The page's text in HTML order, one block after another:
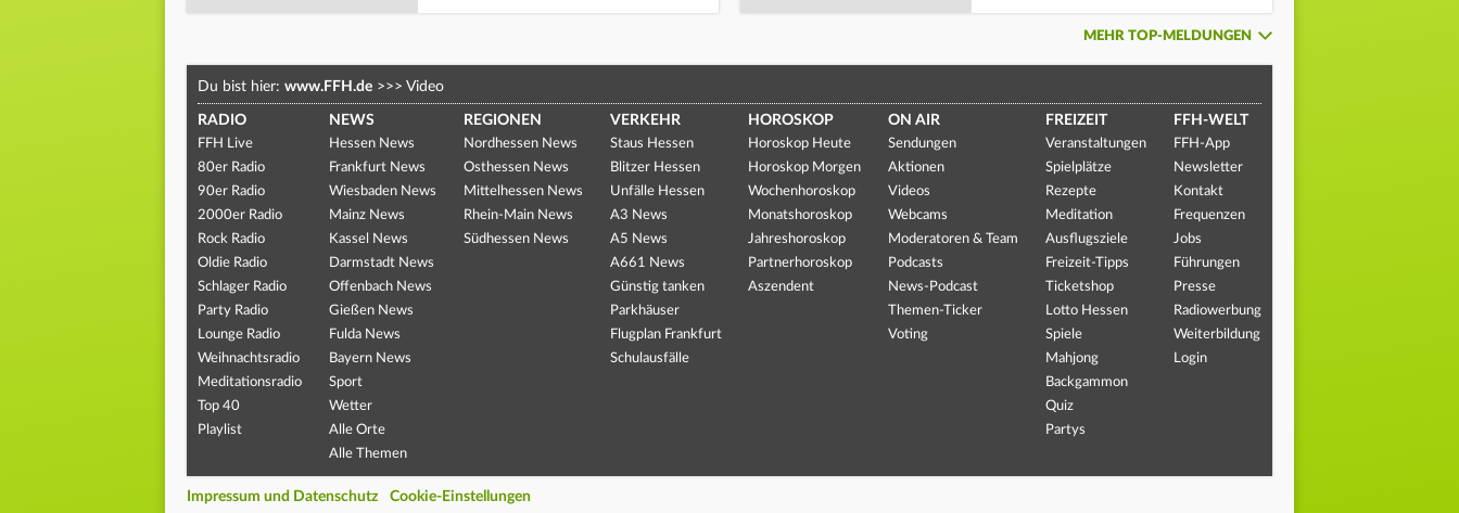
MEHR TOP-MELDUNGEN
Du bist hier: www.FFH.de >>> Video
RADIO
FFH Live
80er Radio
90er Radio
2000er Radio
Rock Radio
Oldie Radio
Schlager Radio
Party Radio
Lounge Radio
Weihnachtsradio
Meditationsradio
Top 40
Playlist
NEWS
Hessen News
Frankfurt News
Wiesbaden News
Mainz News
Kassel News
Darmstadt News
Offenbach News
Gießen News
Fulda News
Bayern News
Sport
Wetter
Alle Orte
Alle Themen
REGIONEN
Nordhessen News
Osthessen News
Mittelhessen News
Rhein-Main News
Südhessen News
VERKEHR
Staus Hessen
Blitzer Hessen
Unfälle Hessen
A3 News
A5 News
A661 News
Günstig tanken
Parkhäuser
Flugplan Frankfurt
Schulausfälle
HOROSKOP
Horoskop Heute
Horoskop Morgen
Wochenhoroskop
Monatshoroskop
Jahreshoroskop
Partnerhoroskop
Aszendent
ON AIR
Sendungen
Aktionen
Videos
Webcams
Moderatoren & Team
Podcasts
News-Podcast
Themen-Ticker
Voting
FREIZEIT
Veranstaltungen
Spielplätze
Rezepte
Meditation
Ausflugsziele
Freizeit-Tipps
Ticketshop
Lotto Hessen
Spiele
Mahjong
Backgammon
Quiz
Partys
FFH-WELT
FFH-App
Newsletter
Kontakt
Frequenzen
Jobs
Führungen
Presse
Radiowerbung
Weiterbildung
Login
Impressum und Datenschutz Cookie-Einstellungen